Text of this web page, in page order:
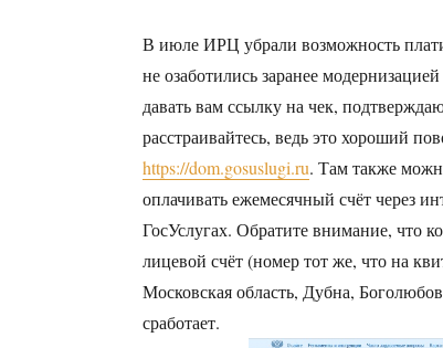
В июле ИРЦ убрали возможность
не озаботились заранее
давать вам ссылку на чек,
расстраивайтесь, ведь это хороший
https://dom.gosuslugi.ru. Там также
оплачивать ежемесячный счёт через
ГосУслугах. Обратите внимание, что
лицевой счёт (номер тот же, что на
Московская область, Дубна,
сработает.